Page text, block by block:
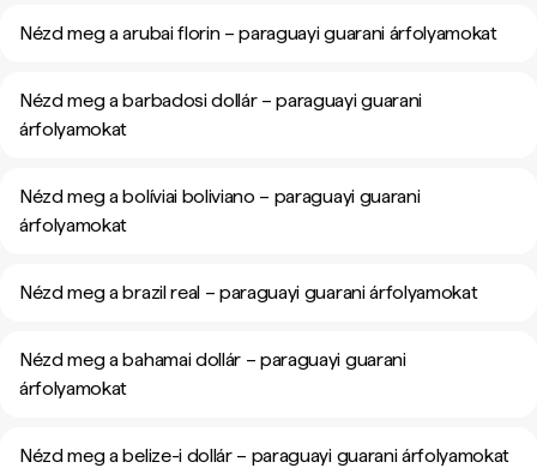
Nézd meg a arubai florin – paraguayi guarani árfolyamokat
Nézd meg a barbadosi dollár – paraguayi guarani
árfolyamokat
Nézd meg a bolíviai boliviano – paraguayi guarani
árfolyamokat
Nézd meg a brazil real – paraguayi guarani árfolyamokat
Nézd meg a bahamai dollár – paraguayi guarani
árfolyamokat
Nézd meg a belize-i dollár – paraguayi guarani árfolyamokat